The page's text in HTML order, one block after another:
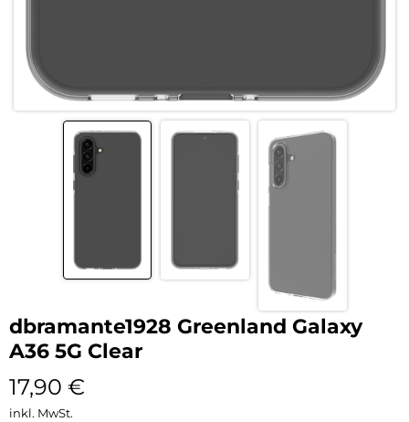
dbramante1928 Greenland Galaxy
A36 5G Clear
17,90 €
inkl. MwSt.